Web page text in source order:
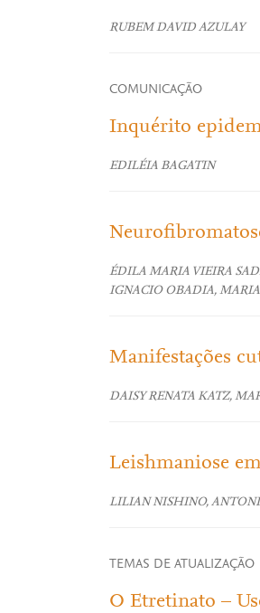
RUBEM DAVID AZULAY
COMUNICAÇÃO
Inquérito
EDILÉIA BAGATIN
ÉDILA MARIA VIEIRA
IGNACIO OBADIA, MARIA
Manifestações
DAISY RENATA KATZ,
Leishmaniose
LILIAN NISHINO,
TEMAS DE ATUALIZAÇÃO
O Etretinato –